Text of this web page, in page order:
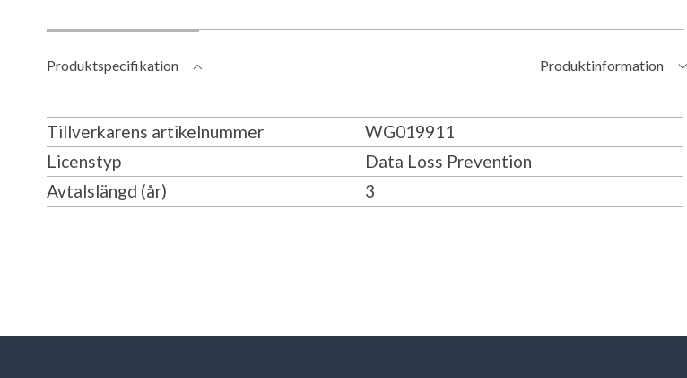
Produktspecifikation Produktinformation
Tillverkarens artikelnummer
WG019911
Licenstyp
Data Loss Prevention
Avtalslängd (år)
3